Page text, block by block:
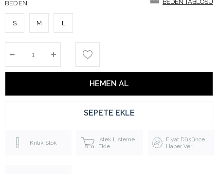
BEDEN TABLOSU
BEDEN TABLOSU
BEDEN
S M L
Kritik Stok
İstek Listeme
Ekle
Fiyat Düşünce
Haber Ver